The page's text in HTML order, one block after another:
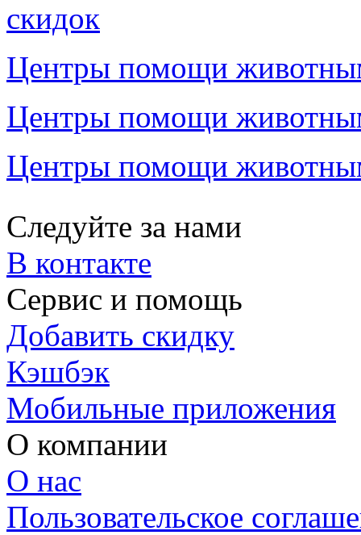
скидок
Центры помощи
Центры помощи
Центры помощи
Следуйте за нами
В контакте
Сервис и помощь
Добавить скидку
Кэшбэк
Мобильные приложения
О компании
О нас
Пользовательское